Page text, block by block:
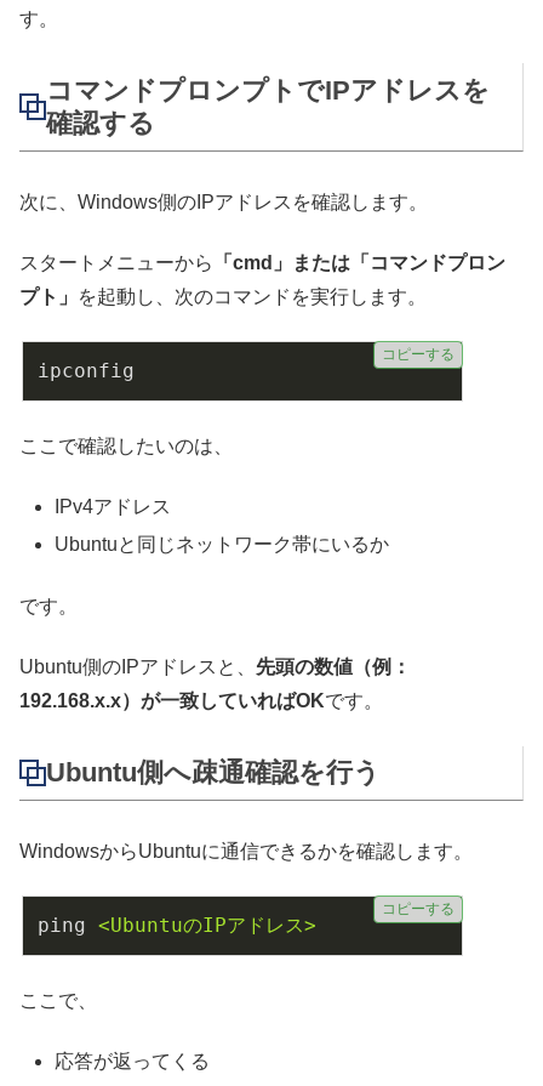
す。
コマンドプロンプトでIPアドレスを
確認する
次に、Windows側のIPアドレスを確認します。
スタートメニューから
「cmd」または「コマンドプロン
プト」
を起動し、次のコマンドを実行します。
ipconfig
コピーする
ここで確認したいのは、
IPv4アドレス
Ubuntuと同じネットワーク帯にいるか
です。
Ubuntu側のIPアドレスと、 先頭の数値（例：
192.168.x.x）が一致していればOKです。
Ubuntu側へ疎通確認を行う
WindowsからUbuntuに通信できるかを確認します。
ping <UbuntuのIPアドレス>
コピーする
ここで、
応答が返ってくる